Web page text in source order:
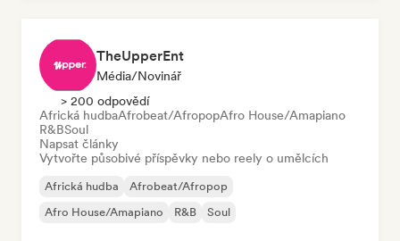
TheUpperEnt
Média/novinář
> 200 odpovědí
Africká hudbaAfrobeat/AfropopAfro House/Amapiano
R&BSoul
Napsat články
Vytvořte působivé příspěvky nebo reely o umělcích
Africká hudba
Afrobeat/Afropop
Afro House/Amapiano
R&B Soul